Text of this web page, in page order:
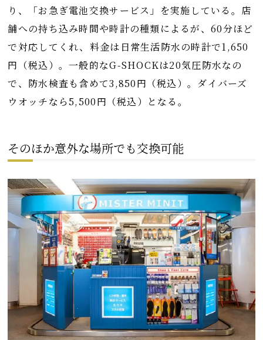
り、「お急ぎ電池交換サービス」を実施している。店
舗への持ち込み時間や時計の種類によるが、60分ほど
で対応してくれ、料金は日常生活防水の時計で1,650
円（税込）。一般的なG-SHOCKは20気圧防水なの
で、防水検査も含めて3,850円（税込）。ダイバーズ
ウオッチなら5,500円（税込）となる。
そのほか意外な場所でも交換可能